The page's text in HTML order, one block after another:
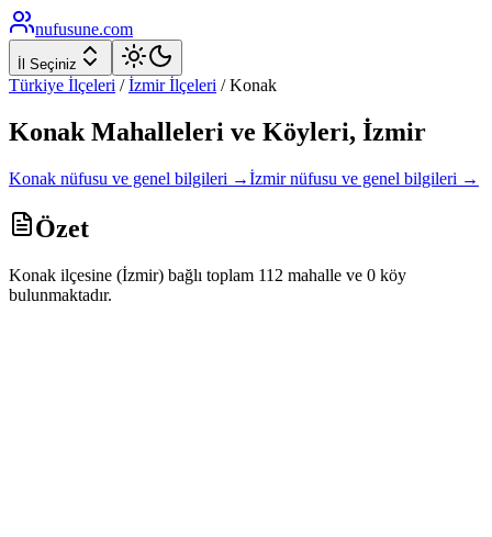
nufusune.com
İl Seçiniz
Türkiye İlçeleri / İzmirİlçeleri /Konak
Konak Mahalleleri ve Köyleri, İzmir
Konak nüfusu ve genel bilgileri →İzmir nüfusu ve genel bilgileri →
Özet
Konak ilçesine (İzmir) bağlı toplam 112 mahalle ve 0 köy
bulunmaktadır.